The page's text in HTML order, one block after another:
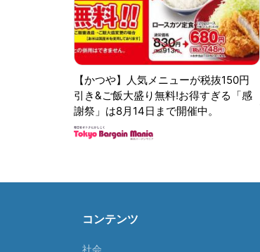
【かつや】人気メニューが税抜150円
引き&ご飯大盛り無料!お得すぎる「感
謝祭」は8月14日まで開催中。
コンテンツ
社会